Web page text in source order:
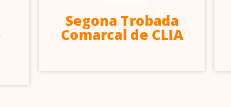
Segona Trobada
Comarcal de CLIA